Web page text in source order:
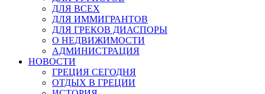
ДЛЯ ВСЕХ
ДЛЯ ИММИГРАНТОВ
ДЛЯ ГРЕКОВ ДИАСПОРЫ
О НЕДВИЖИМОСТИ
АДМИНИСТРАЦИЯ
НОВОСТИ
ГРЕЦИЯ СЕГОДНЯ
ОТДЫХ В ГРЕЦИИ